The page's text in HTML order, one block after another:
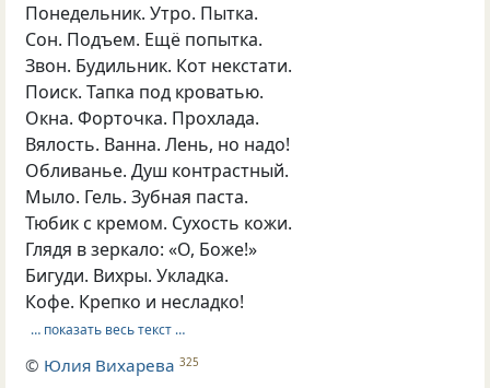
Понедельник. Утро. Пытка.
Сон. Подъем. Ещё попытка.
Звон. Будильник. Кот некстати.
Поиск. Тапка под кроватью.
Окна. Форточка. Прохлада.
Вялость. Ванна. Лень, но надо!
Обливанье. Душ контрастный.
Мыло. Гель. Зубная паста.
Тюбик с кремом. Сухость кожи.
Глядя в зеркало: «О, Боже!»
Бигуди. Вихры. Укладка.
Кофе. Крепко и несладко!
… показать весь текст …
© Юлия Вихарева 325